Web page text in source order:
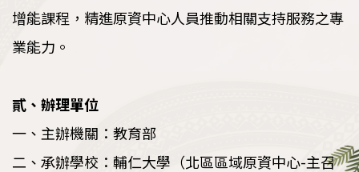
增能課程，精進原資中心人員推動相關支持服務之專
業能力。
貳、辦理單位
一、主辦機關：教育部
二、承辦學校：輔仁大學（北區區域原資中心-主召